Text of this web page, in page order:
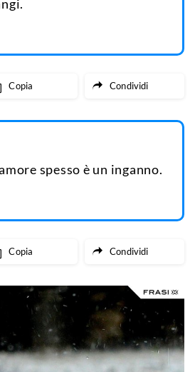
Copia Condividi
spesso è un inganno.
Copia Condividi